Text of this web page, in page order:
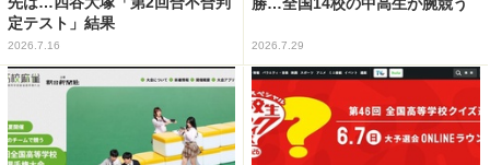
定テスト」結果
2026.7.16 2026.7.29